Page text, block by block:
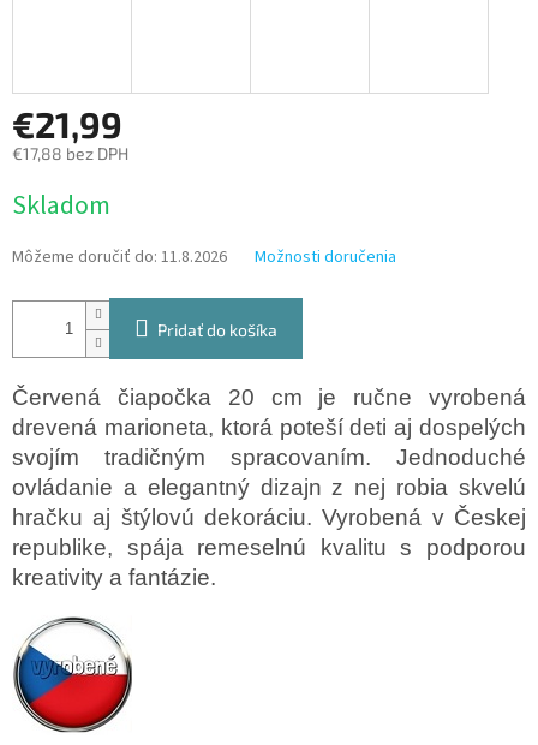
€21,99
€17,88 bez DPH
cena:
Skladom
Môžeme doručiť do: 11.8.2026 Možnosti doručenia
Pridať do košíka
Červená čiapočka 20 cm je ručne vyrobená
drevená marioneta, ktorá poteší deti aj dospelých
svojím tradičným spracovaním. Jednoduché
ovládanie a elegantný dizajn z nej robia skvelú
hračku aj štýlovú dekoráciu. Vyrobená v Českej
republike, spája remeselnú kvalitu s podporou
kreativity a fantázie.